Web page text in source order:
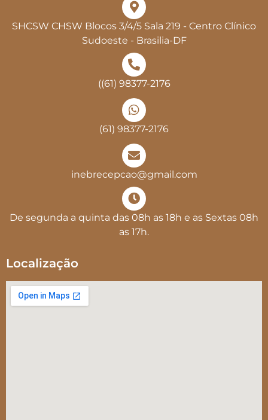
SHCSW CHSW Blocos 3/4/5 Sala 219 - Centro Clínico
Sudoeste - Brasilia-DF
((61) 98377-2176
(61) 98377-2176
inebrecepcao@gmail.com
De segunda a quinta das 08h as 18h e as Sextas 08h
as 17h.
Localização